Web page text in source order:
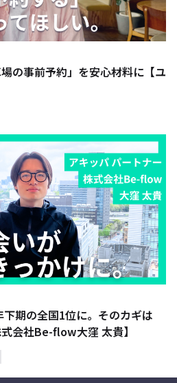
の事前予約」を安心材料に【ユ
期の全国1位に。そのカギは
会社Be-flow大窪 太貴】